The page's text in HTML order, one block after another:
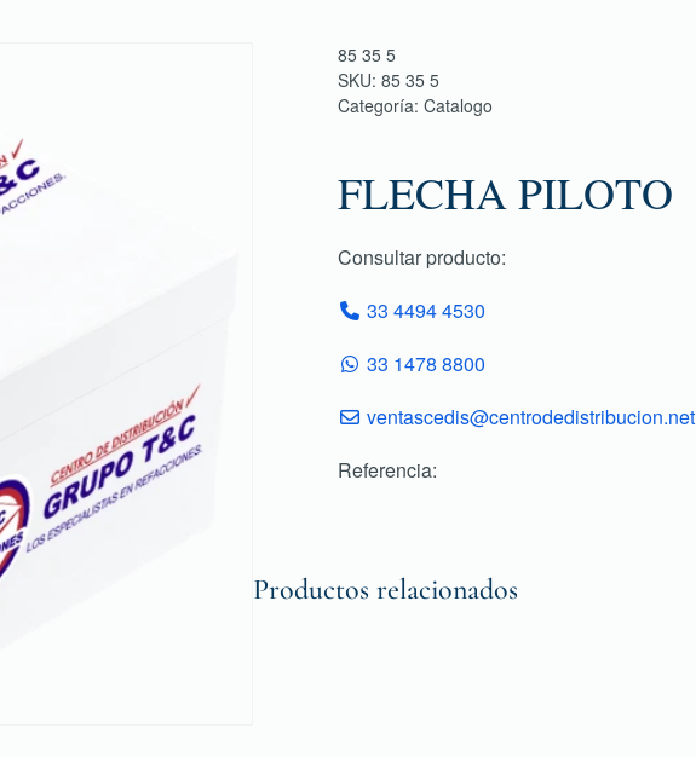
85 35 5
SKU: 85 35 5
Categoría: Catalogo
FLECHA PILOTO
Consultar producto:
33 4494 4530
33 1478 8800
ventascedis@centrodedistribucion.net
Referencia:
Productos relacionados